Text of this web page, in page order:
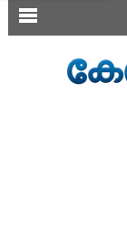
SECTIONS